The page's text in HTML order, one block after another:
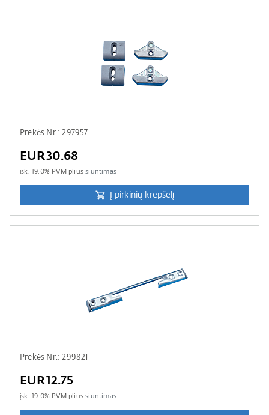
Prekės Nr.: 297957
EUR30.68
įsk. 19.0% PVM pliussiuntimas
Į pirkinių krepšelį
Prekės Nr.: 299821
EUR12.75
įsk. 19.0% PVM pliussiuntimas